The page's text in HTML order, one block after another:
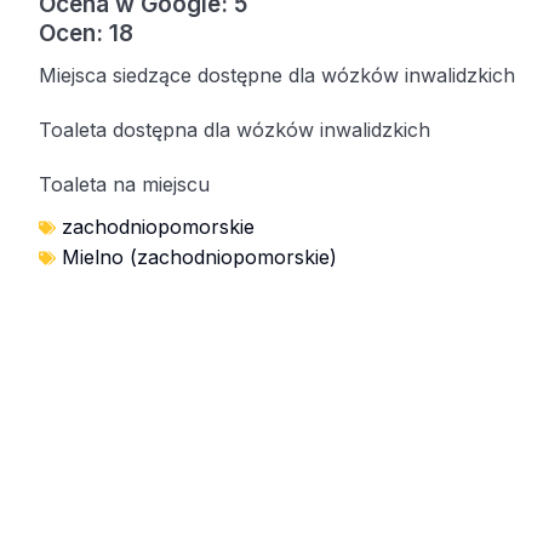
Ocen: 18
Miejsca siedzące dostępne dla wózków inwalidzkich
Toaleta dostępna dla wózków inwalidzkich
Toaleta na miejscu
zachodniopomorskie
Mielno (zachodniopomorskie)